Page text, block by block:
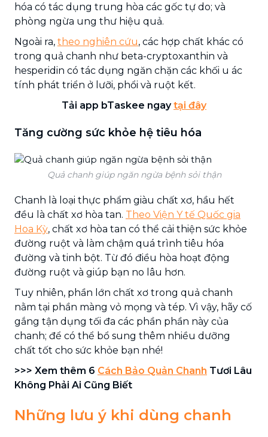
hóa có tác dụng trung hòa các gốc tự do; và
phòng ngừa ung thư hiệu quả.
Ngoài ra, theo nghiên cứu, các hợp chất khác có
trong quả chanh như beta-cryptoxanthin và
hesperidin có tác dụng ngăn chặn các khối u ác
tính phát triển ở lưỡi, phổi và ruột kết.
Tải app bTaskee ngaytại đây
Tăng cường sức khỏe hệ tiêu hóa
Quả chanh giúp ngăn ngừa bệnh sỏi thận
Chanh là loại thực phẩm giàu chất xơ, hầu hết
đều là chất xơ hòa tan. Theo Viện Y tế Quốc gia
Hoa Kỳ, chất xơ hòa tan có thể cải thiện sức khỏe
đường ruột và làm chậm quá trình tiêu hóa
đường và tinh bột. Từ đó điều hòa hoạt động
đường ruột và giúp bạn no lâu hơn.
Tuy nhiên, phần lớn chất xơ trong quả chanh
nằm tại phần màng vỏ mọng và tép. Vì vậy, hãy cố
gắng tận dụng tối đa các phần phần này của
chanh; để có thể bổ sung thêm nhiều dưỡng
chất tốt cho sức khỏe bạn nhé!
>>> Xem thêm 6 Cách Bảo Quản Chanh Tươi Lâu
Không Phải Ai Cũng Biết
Những lưu ý khi dùng chanh